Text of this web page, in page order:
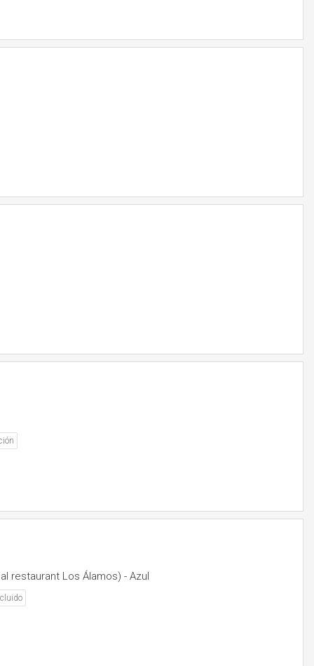
restaurant Los Álamos) - Azul